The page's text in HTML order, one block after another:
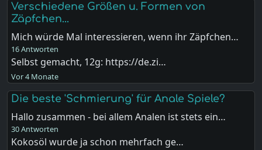
Verschiedene Größen u. Formen von
Zäpfchen...
Mich würde Mal interessieren, wenn ihr Zäpfchen…
16 Antworten
Selbst gemacht, 12g: https://de.zi…
Vor 4 Monate
Die beste 'Schmierung' für Anale Spiele?
Hallo zusammen - bei allem Analen ist stets ein…
30 Antworten
Kokosöl wurde ja schon mehrfach ge…